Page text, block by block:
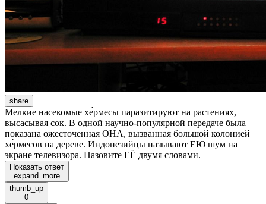
share
Мелкие насекомые хе́рмесы паразитируют на растениях,
высасывая сок. В одной научно-популярной передаче была
показана ожесточенная ОНА, вызванная большой колонией
хе́рмесов на дереве. Индонезийцы называют ЕЮ шум на
экране телевизора. Назовите ЕЁ двумя словами.
Показать ответ
expand_more
thumb_up
0